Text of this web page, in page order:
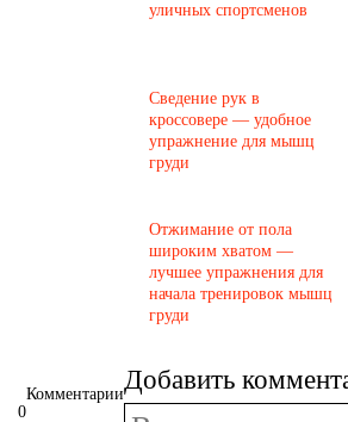
уличных спортсменов
Сведение рук в
кроссовере — удобное
упражнение для мышц
груди
Отжимание от пола
широким хватом —
лучшее упражнения для
начала тренировок мышц
груди
Комментарии
0
Добавить